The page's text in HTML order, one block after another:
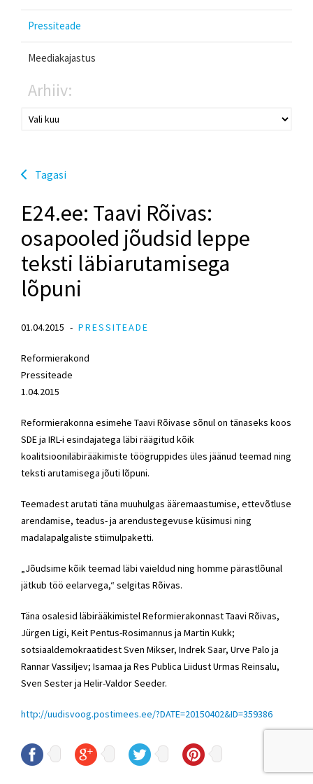
Pressiteade
Meediakajastus
Arhiiv:
Tagasi
E24.ee: Taavi Rõivas:
osapooled jõudsid leppe
teksti läbiarutamisega
lõpuni
01.04.2015 PRESSITEADE
Reformierakond
Pressiteade
1.04.2015
Reformierakonna esimehe Taavi Rõivase sõnul on tänaseks koos
SDE ja IRL-i esindajatega läbi räägitud kõik
koalitsiooniläbirääkimiste töögruppides üles jäänud teemad ning
teksti arutamisega jõuti lõpuni.
Teemadest arutati täna muuhulgas ääremaastumise, ettevõtluse
arendamise, teadus- ja arendustegevuse küsimusi ning
madalapalgaliste stiimulpaketti.
„Jõudsime kõik teemad läbi vaieldud ning homme pärastlõunal
jätkub töö eelarvega,“ selgitas Rõivas.
Täna osalesid läbirääkimistel Reformierakonnast Taavi Rõivas,
Jürgen Ligi, Keit Pentus-Rosimannus ja Martin Kukk;
sotsiaaldemokraatidest Sven Mikser, Indrek Saar, Urve Palo ja
Rannar Vassiljev; Isamaa ja Res Publica Liidust Urmas Reinsalu,
Sven Sester ja Helir-Valdor Seeder.
http://uudisvoog.postimees.ee/?DATE=20150402&ID=359386